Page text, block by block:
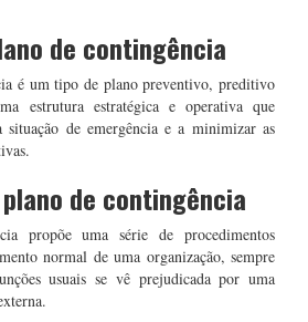
de contingência
é um tipo de plano preventivo, preditivo
estrutura estratégica e operativa que
de emergência e a minimizar as
de contingência
propõe uma série de procedimentos
normal de uma organização, sempre
usuais se vê prejudicada por uma